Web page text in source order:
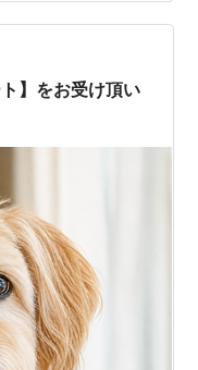
を立ててみまし
ら、加水分解でサポ
素の消化吸収率
ち始めていたのか
れと…
】をお受け頂い